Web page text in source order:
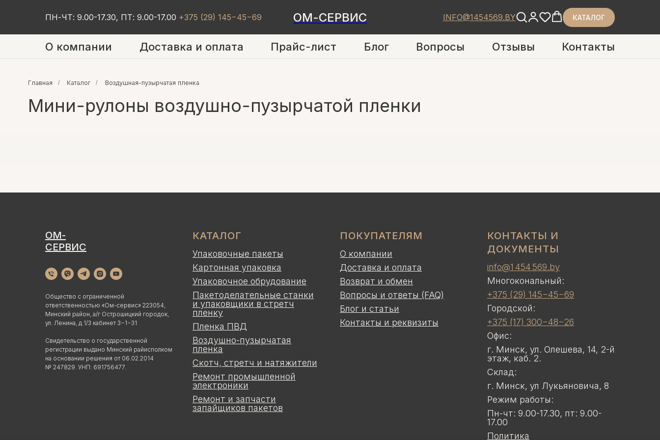
ПН-ЧТ: 9.00-17.30, ПТ: 9.00-17.00 +375 (29) 145−45−69 ОМ-СЕРВИС INFO@1454569.BY КАТАЛОГ
О компании Доставка и оплата Прайс-лист Блог Вопросы Отзывы Контакты
Мини-рулоны воздушно-пузырчатой пленки
ОМ-
СЕРВИС
Общество с ограниченной
ответственностью «Ом-сервис» 223054,
Минский район, а/г Острошицкий городок,
ул. Ленина, д 1/3 кабинет 3−1−31
Свидетельство о государственной
регистрации выдано Минский райисполком
на основании решения от 06.02.2014
№ 247829. УНП: 691756477.
КАТАЛОГ
Упаковочные пакеты
Картонная упаковка
Упаковочное обрудование
Пакетоделательные станки
и упаковщики в стретч
пленку
Пленка ПВД
Воздушно-пузырчатая
пленка
Скотч, стретч и натяжители
Ремонт промышленной
электроники
Ремонт и запчасти
запайщиков пакетов
ПОКУПАТЕЛЯМ
О компании
Доставка и оплата
Возврат и обмен
Вопросы и ответы (FAQ)
Блог и статьи
Контакты и реквизиты
КОНТАКТЫ И
ДОКУМЕНТЫ
info@1 454 569.by
Многокональный:
+375 (29) 145−45−69
Городской:
+375 (17) 300−48−26
Офис:
г. Минск, ул. Олешева, 14, 2-й
этаж, каб. 2.
Склад:
г. Минск, ул Лукьяновича, 8
Режим работы:
Пн-чт: 9.00-17.30, пт: 9.00-
17.00
Политика